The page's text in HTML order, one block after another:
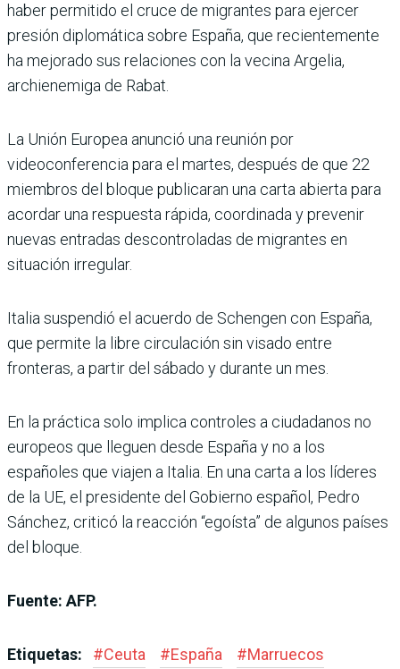
haber permitido el cruce de migrantes para ejercer
presión diplomática sobre España, que recientemente
ha mejorado sus relaciones con la vecina Argelia,
archienemiga de Rabat.
La Unión Europea anunció una reunión por
videoconferencia para el martes, después de que 22
miembros del bloque publicaran una carta abierta para
acordar una respuesta rápida, coordinada y prevenir
nuevas entradas descontroladas de migrantes en
situación irregular.
Italia suspendió el acuerdo de Schengen con España,
que permite la libre circulación sin visado entre
fronteras, a partir del sábado y durante un mes.
En la práctica solo implica controles a ciudadanos no
europeos que lleguen desde España y no a los
españoles que viajen a Italia. En una carta a los líderes
de la UE, el presidente del Gobierno español, Pedro
Sánchez, criticó la reacción “egoísta” de algunos países
del bloque.
Fuente: AFP.
Etiquetas: #Ceuta #España #Marruecos